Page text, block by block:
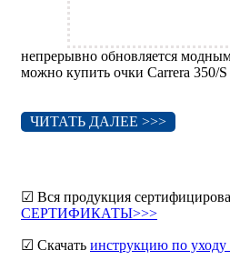
непрерывно обновляется
можно купить очки Carrera 350/
ЧИТАТЬ ДАЛЕЕ >>>
☑ Вся продукция
СЕРТИФИКАТЫ>>>
☑ Скачать инструкцию по уходу